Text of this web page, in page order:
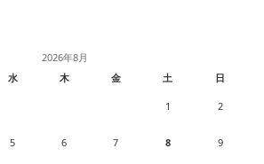
2026年8月
水 木 金 土 日
1 2
5 6 7 8 9